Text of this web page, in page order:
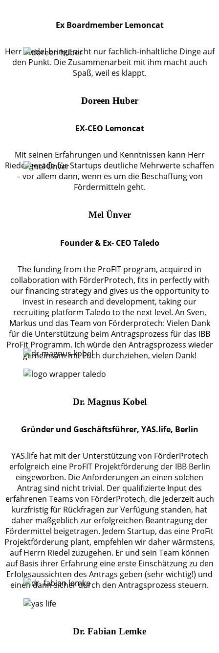
Ex Boardmember Lemoncat
Herr Riedel bringt nicht nur fachlich-inhaltliche Dinge auf
den Punkt. Die Zusammenarbeit mit ihm macht auch
Spaß, weil es klappt.
Doreen Huber
EX-CEO Lemoncat
Mit seinen Erfahrungen und Kenntnissen kann Herr
Riedel gerade für Startups deutliche Mehrwerte schaffen
– vor allem dann, wenn es um die Beschaffung von
Fördermitteln geht.
Mel Ünver
Founder & Ex- CEO Taledo
The funding from the ProFIT program, acquired in
collaboration with FörderProtech, fits in perfectly with
our financing strategy and gives us the opportunity to
invest in research and development, taking our
recruiting platform Taledo to the next level. An Sven,
Markus und das Team von Förderprotech: Vielen Dank
für die Unterstützung beim Antragsprozess für das IBB
ProFit Programm. Ich würde den Antragsprozess wieder
gemeinsam mit Euch durchziehen, vielen Dank!
Dr. Magnus Kobel
Gründer und Geschäftsführer, YAS.life, Berlin
YAS.life hat mit der Unterstützung von FörderProtech
erfolgreich eine ProFIT Projektförderung der IBB Berlin
eingeworben. Die Anforderungen an einen solchen
Antrag sind nicht trivial. Der qualifizierte Input des
erfahrenen Teams von FörderProtech, die jederzeit auch
kurzfristig für Rückfragen zur Verfügung standen, hat
daher maßgeblich zur erfolgreichen Beantragung der
Fördermittel beigetragen. Jedem Startup, das eine ProFit
Projektförderung plant, empfehlen wir daher wärmstens,
auf Herrn Riedel zuzugehen. Er und sein Team können
auf Basis ihrer Erfahrung eine erste Einschätzung zu den
Erfolgsaussichten des Antrags geben (sehr wichtig!) und
einen dann sicher durch den Antragsprozess steuern.
Dr. Fabian Lemke